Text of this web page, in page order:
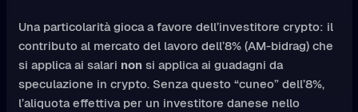
Una particolarità gioca a favore dell’investitore crypto: il
contributo al mercato del lavoro dell’8% (AM-bidrag) che
si applica ai salari nonsi applica ai guadagni da
speculazione in crypto. Senza questo “cuneo” dell’8%,
l’aliquota effettiva per un investitore danese nello